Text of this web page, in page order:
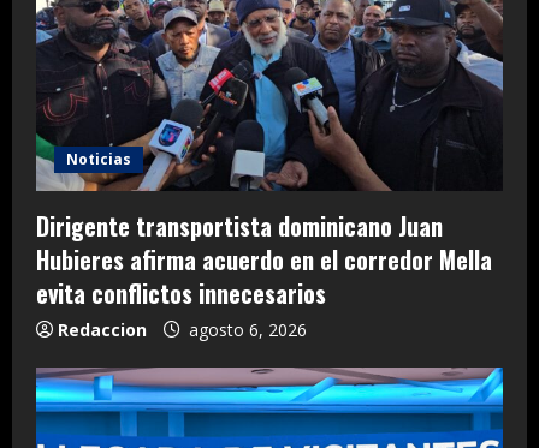
Noticias
Dirigente transportista dominicano Juan
Hubieres afirma acuerdo en el corredor Mella
evita conflictos innecesarios
Redaccion agosto 6, 2026